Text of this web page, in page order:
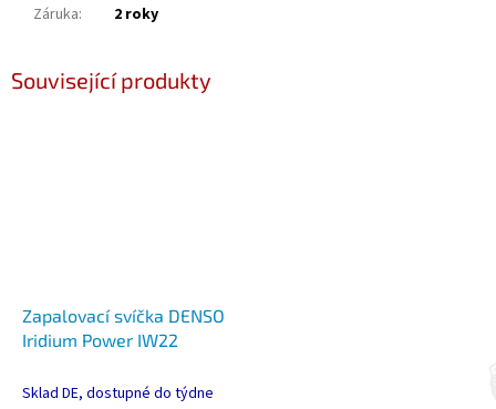
Záruka: 2 roky
Související produkty
Zapalovací svíčka DENSO
Iridium Power IW22
Sklad DE, dostupné do týdne